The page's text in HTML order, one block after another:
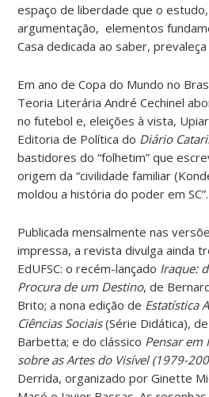
espaço de liberdade que o
argumentação, elementos
Casa dedicada ao saber, prevaleça
Em ano de Copa do Mundo no
Teoria Literária André Cechinel
no futebol e, eleições à vista,
Editoria de Política do Diário
bastidores do “folhetim” que
origem da “civilidade familiar
moldou a história do poder em SC”.
Publicada mensalmente nas
impressa, a revista divulga ainda
EdUFSC: o recém-lançado Iraque:
Procura de um Destino, de
Brito; a nona edição de Estatística
Ciências Sociais(Série Didática),
Barbetta; e do clássico Pensar em
sobre as Artes do Visível (1979-
Derrida, organizado por Ginette